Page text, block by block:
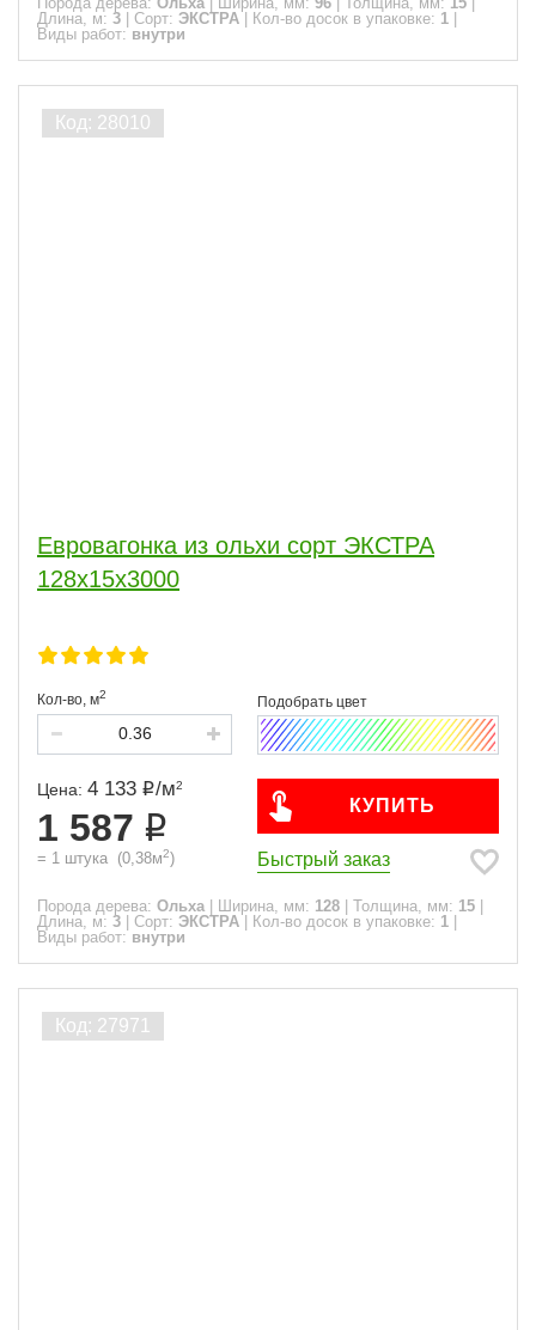
Длина, м: 3 Сорт: ЭКСТРА Кол-во досок в упаковке: 1
Виды работ: внутри
Евровагонка из ольхи сорт ЭКСТРА
128x15x3000
Кол-во, м2
Цена: 4 133 /м2
1 587
= 1 штука (0,38м2)
КУПИТЬ
Быстрый заказ
Порода дерева: Ольха Ширина, мм: 128 Толщина, мм: 15
Длина, м: 3 Сорт: ЭКСТРА Кол-во досок в упаковке: 1
Виды работ: внутри